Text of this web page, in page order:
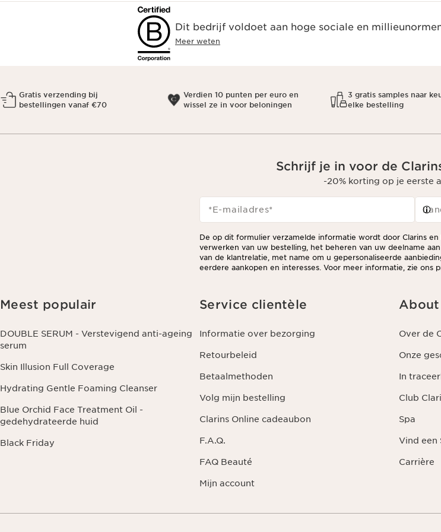
Dit bedrijf voldoet aan hoge sociale en
Meer weten
Gratis verzending bij
bestellingen vanaf €70
Verdien 10 punten per euro en
wissel ze in voor beloningen
3 gratis samples naar
elke bestelling
Schrijf je in voor de
-20% korting op je eerste
*E-mailadres*
De op dit formulier verzamelde informatie wordt door Clarins
verwerken van uw bestelling, het beheren van uw deelname
van de klantrelatie, met name om u gepersonaliseerde
eerdere aankopen en interesses. Voor meer informatie, zie ons
Meest populair
DOUBLE SERUM - Verstevigend anti-ageing
serum
Skin Illusion Full Coverage
Hydrating Gentle Foaming Cleanser
Blue Orchid Face Treatment Oil -
gedehydrateerde huid
Black Friday
Service clientèle
Informatie over bezorging
Retourbeleid
Betaalmethoden
Volg mijn bestelling
Clarins Online cadeaubon
F.A.Q.
FAQ Beauté
Mijn account
About
Over de
Onze
In
Club
Spa
Vind een
Carrière